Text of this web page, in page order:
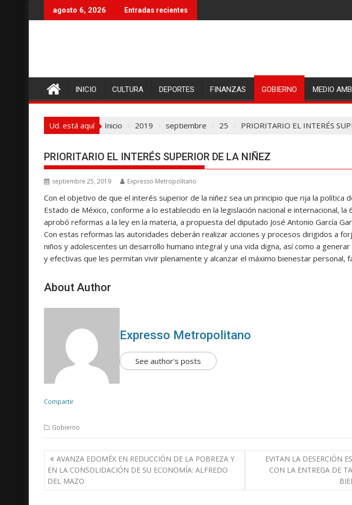
r
n
e
agosto 6, 2026 Entradas recientes
INICIO CULTURA DEPORTES FINANZAS GOBIERNO MEDIO
Ud. está aquí Inicio 2019 septiembre 25 PRIORITARIO EL INTERÉS
PRIORITARIO EL INTERÉS SUPERIOR DE LA NIÑEZ
septiembre 25, 2019 Expresso Metropolitano
Con el objetivo de que el interés superior de la niñez sea un principio que rija la política
Estado de México, conforme a lo establecido en la legislación nacional e internacional,
aprobó reformas a la ley en la materia, a propuesta del diputado José Antonio García
Con estas reformas las autoridades deberán realizar acciones y procesos dirigidos a
niños y adolescentes un desarrollo humano integral y una vida digna, así como a
y efectivas que les permitan vivir plenamente y alcanzar el máximo bienestar personal,
About Author
Expresso Metropolitano
See author's posts
Compartir
Gobierno
N
a
v
e
AVANZA EDOMÉX EN REDUCCIÓN DE LA POBREZA Y
EN LA CONSOLIDACIÓN DE SU ECONOMÍA: ALFREDO
DEL MAZO
EVITAN LA DESERCIÓN
CON LA ENTREGA DE